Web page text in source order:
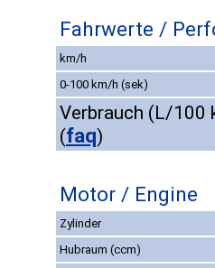
Fahrwerte /
km/h
0-100 km/h (sek)
Verbrauch (L/100
(faq)
Motor / Engine
Zylinder
Hubraum (ccm)